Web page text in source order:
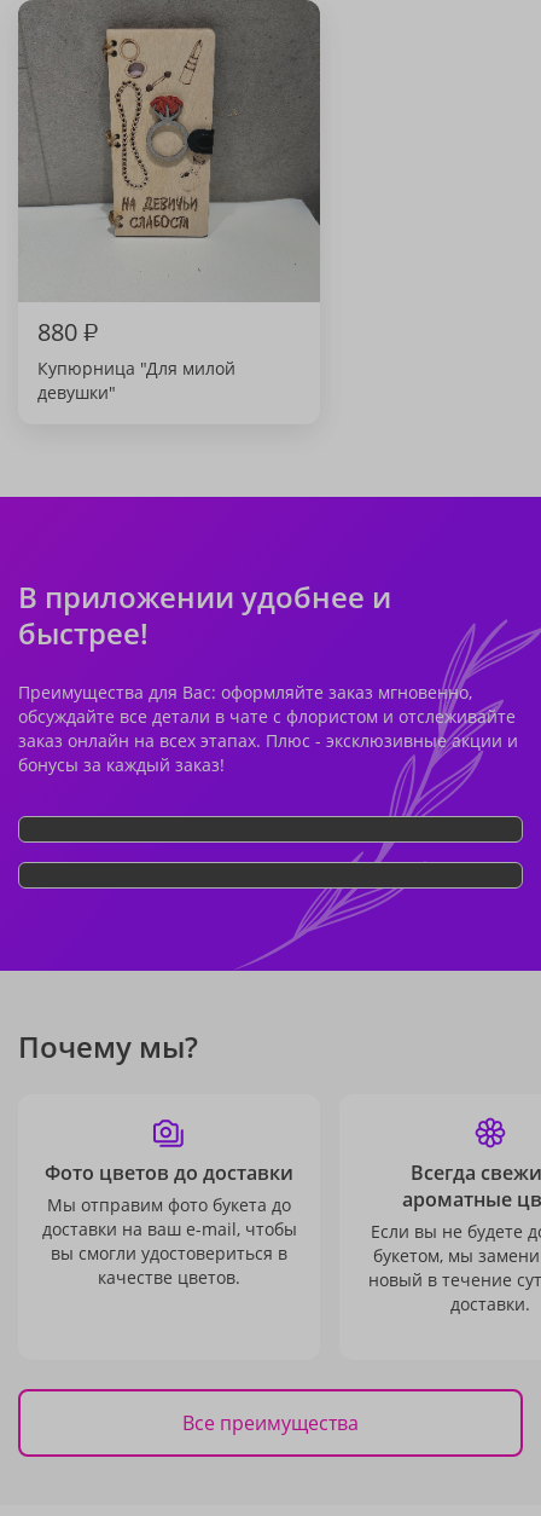
880₽
Купюрница "Для милой
девушки"
В приложении удобнее и
быстрее!
Преимущества для Вас: оформляйте заказ мгновенно,
обсуждайте все детали в чате с флористом и отслеживайте
заказ онлайн на всех этапах. Плюс - эксклюзивные акции и
бонусы за каждый заказ!
Почему мы?
Фото цветов до доставки
Мы отправим фото букета до
доставки на ваш e-mail, чтобы
вы смогли удостовериться в
качестве цветов.
Всегда
ароматные
Если вы не будете
букетом, мы
новый в течение
доставки.
Все преимущества